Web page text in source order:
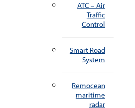
ATC – Air
Traffic
Control
Smart Road
System
Remocean
maritime
radar